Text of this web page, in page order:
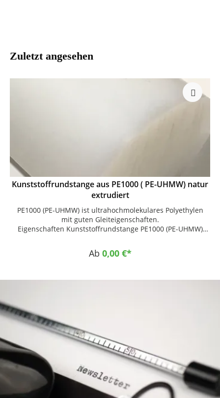
Zuletzt angesehen
Kunststoffrundstange aus PE1000 ( PE-UHMW) natur
extrudiert
PE1000 (PE-UHMW) ist ultrahochmolekulares Polyethylen
mit guten Gleiteigenschaften.
Eigenschaften Kunststoffrundstange PE1000 (PE-UHMW)
Geringer Gleitreibungskoeffizient Gute Gleiteigenschaften
Hohe Schlagzähigkeit Hohe Beständigkeit gegen Korrosion
Ausführung) Einsatzgebiete Chemietechnik Allgemeine
Fördertechnik Allgemeiner Maschinenbau
Lebensmittelindustrie Verpackungsindustrie Elektro- und
Elektronikindustrie Auskleidungstechnik Papierindustrie
Fahrzeugbau Medizintechnik Anwendungsbeispiele
Kettengleitleiste Flaschenstern Mitnehmer
Transportschnecke Förderelemente
Ab 0,00 €*